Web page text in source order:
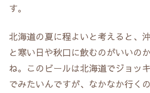
す。
北海道の夏に程よいと考えると、
と寒い日や秋口に飲むのがいいの
ね。このビールは北海道でジョッ
でみたいんですが、なかなか行く